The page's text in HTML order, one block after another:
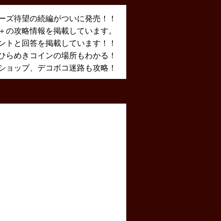
ズ待望の続編がついに発売！！
攻略情報を掲載しています。
トと回答を掲載しています！！
らめきコインの場所もわかる！
ョップ、デコボコ迷路も攻略！